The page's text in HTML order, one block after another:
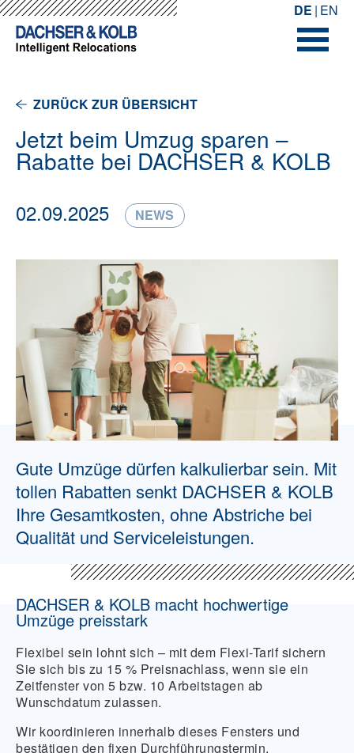
-->--> DE EN
ZURÜCK ZUR ÜBERSICHT
Jetzt beim Umzug sparen –
Rabatte bei DACHSER & KOLB
02.09.2025 NEWS
Gute Umzüge dürfen kalkulierbar sein. Mit
tollen Rabatten senkt DACHSER & KOLB
Ihre Gesamtkosten, ohne Abstriche bei
Qualität und Serviceleistungen.
DACHSER & KOLB macht hochwertige
Umzüge preisstark
Flexibel sein lohnt sich – mit dem Flexi-Tarif sichern
Sie sich bis zu 15 % Preisnachlass, wenn sie ein
Zeitfenster von 5 bzw. 10 Arbeitstagen ab
Wunschdatum zulassen.
Wir koordinieren innerhalb dieses Fensters und
bestätigen den fixen Durchführungstermin.